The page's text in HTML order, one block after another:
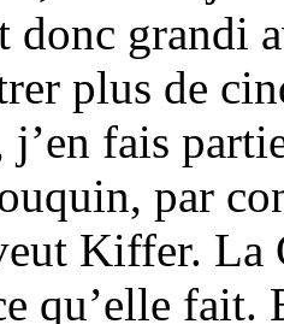
donc grandi
plus de
fais
par
Kiffer. La
qu’elle fait.